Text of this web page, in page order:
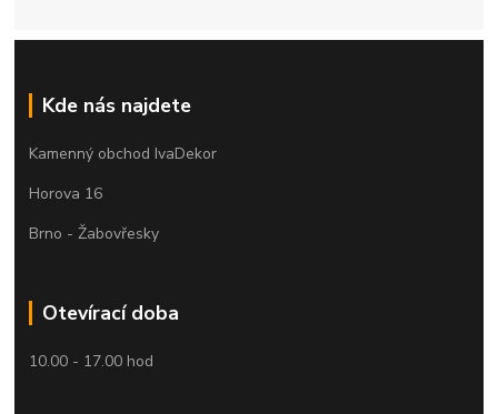
Kde nás najdete
Kamenný obchod IvaDekor
Horova 16
Brno - Žabovřesky
Otevírací doba
10.00 - 17.00 hod